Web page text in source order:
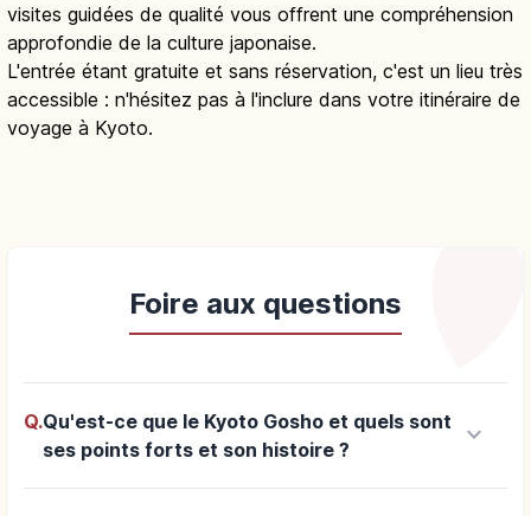
visites guidées de qualité vous offrent une compréhension
approfondie de la culture japonaise.
L'entrée étant gratuite et sans réservation, c'est un lieu très
accessible : n'hésitez pas à l'inclure dans votre itinéraire de
voyage à Kyoto.
Foire aux questions
Q.Qu'est-ce que le Kyoto Gosho et quels sont
ses points forts et son histoire ?
keyboard_arrow_down